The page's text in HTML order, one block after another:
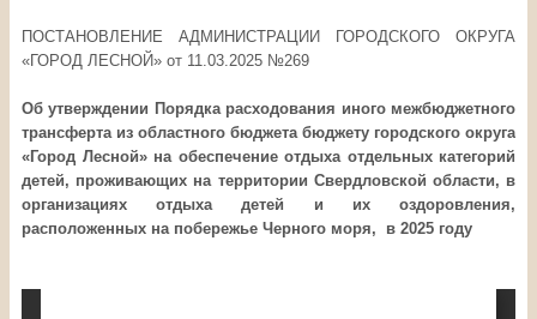
ПОСТАНОВЛЕНИЕ АДМИНИСТРАЦИИ ГОРОДСКОГО ОКРУГА
«ГОРОД ЛЕСНОЙ» от 11.03.2025 №269
Об утверждении Порядка расходования иного межбюджетного
трансферта из областного бюджета бюджету городского округа
«Город Лесной» на обеспечение отдыха отдельных категорий
детей, проживающих на территории Свердловской области, в
организациях отдыха детей и их оздоровления,
расположенных на побережье Черного моря,
в 2025 году